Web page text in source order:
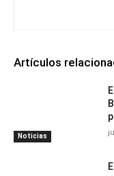
Artículos
Noticias